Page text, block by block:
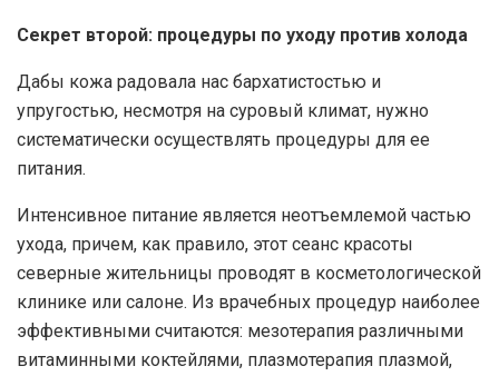
Секрет второй: процедуры по уходу против холода
Дабы кожа радовала нас бархатистостью и
упругостью, несмотря на суровый климат, нужно
систематически осуществлять процедуры для ее
питания.
Интенсивное питание является неотъемлемой частью
ухода, причем, как правило, этот сеанс красоты
северные жительницы проводят в косметологической
клинике или салоне. Из врачебных процедур наиболее
эффективными считаются: мезотерапия различными
витаминными коктейлями, плазмотерапия плазмой,